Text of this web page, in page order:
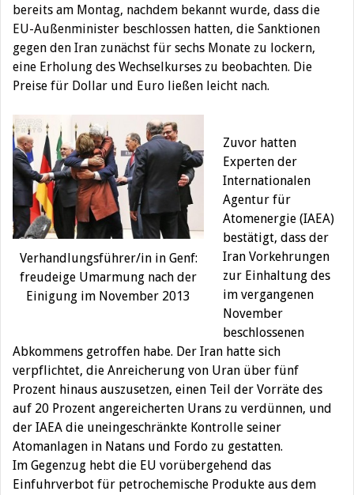
bereits am Montag, nachdem bekannt wurde, dass die
EU-Außenminister beschlossen hatten, die Sanktionen
gegen den Iran zunächst für sechs Monate zu lockern,
eine Erholung des Wechselkurses zu beobachten. Die
Preise für Dollar und Euro ließen leicht nach.
Verhandlungsführer/in in Genf:
freudeige Umarmung nach der
Einigung im November 2013
Zuvor hatten
Experten der
Internationalen
Agentur für
Atomenergie (IAEA)
bestätigt, dass der
Iran Vorkehrungen
zur Einhaltung des
im vergangenen
November
beschlossenen
Abkommens getroffen habe. Der Iran hatte sich
verpflichtet, die Anreicherung von Uran über fünf
Prozent hinaus auszusetzen, einen Teil der Vorräte des
auf 20 Prozent angereicherten Urans zu verdünnen, und
der IAEA die uneingeschränkte Kontrolle seiner
Atomanlagen in Natans und Fordo zu gestatten.
Im Gegenzug hebt die EU vorübergehend das
Einfuhrverbot für petrochemische Produkte aus dem